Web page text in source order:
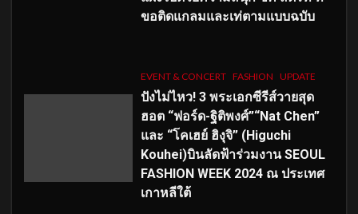
ขอติดแกลมและเท่ตามแบบฉบับ
EVENT & CONCERT FASHION UPDATE
ปังไม่ไหว! 3 พระเอกซีรีส์วายสุด
ฮอต “ฟอร์ด-ฐิติพงศ์”“Nat Chen”
และ “โคเฮย์ ฮิงุจิ” (Higuchi
Kouhei)บินลัดฟ้าร่วมงาน SEOUL
FASHION WEEK 2024 ณ ประเทศ
เกาหลีใต้